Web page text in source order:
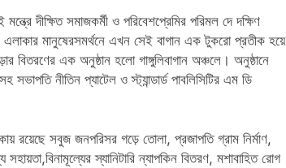
দীক্ষিত সমাজকর্মী ও পরিবেশপ্রেমির পরিমল দে দক্ষিণ
মানুষেরসমর্থনে এখন সেই বাগান এক টুকরো প্রতীক হয়ে
বিতরণের এক অনুষ্ঠান হলো গাঙ্গুলিবাগান অঞ্চলে। অনুষ্ঠানে
নীতিন প্যাটেল ও স্ট্যান্ডার্ড পাবলিসিটির এম ডি
রয়েছে সবুজ জনপরিসর গড়ে তোলা, প্রজাপতি গ্রাম নির্মাণ,
সহায়তা,বিনামূল্যের স্যানিটারি ন্যাপকিন বিতরণ, মশাবাহিত রোগ